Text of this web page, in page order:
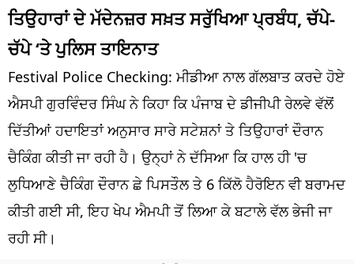
ਕਰਿਅਰ
ਦੇਸ਼
ਲਾਈਫ ਸਟਾਈਲ
ਪੰਜਾਬ
ਧਰਮ
ਖੇਡਾਂ
ਤਿਉਹਾਰਾਂ ਦੇ ਮੱਦੇਨਜ਼ਰ ਸਖ਼ਤ ਸਰੁੱਖਿਆ ਪ੍ਰਬੰਧ, ਚੱਪੇ-
ਚੱਪੇ ‘ਤੇ ਪੁਲਿਸ ਤਾਇਨਾਤ
Festival Police Checking: ਮੀਡੀਆ ਨਾਲ ਗੱਲਬਾਤ ਕਰਦੇ ਹੋਏ
ਐਸਪੀ ਗੁਰਵਿੰਦਰ ਸਿੰਘ ਨੇ ਕਿਹਾ ਕਿ ਪੰਜਾਬ ਦੇ ਡੀਜੀਪੀ ਰੇਲਵੇ ਵੱਲੋਂ
ਦਿੱਤੀਆਂ ਹਦਾਇਤਾਂ ਅਨੁਸਾਰ ਸਾਰੇ ਸਟੇਸ਼ਨਾਂ ਤੇ ਤਿਉਹਾਰਾਂ ਦੌਰਾਨ
ਚੈਕਿੰਗ ਕੀਤੀ ਜਾ ਰਹੀ ਹੈ। ਉਨ੍ਹਾਂ ਨੇ ਦੱਸਿਆ ਕਿ ਹਾਲ ਹੀ 'ਚ
ਲੁਧਿਆਣੇ ਚੈਕਿੰਗ ਦੌਰਾਨ ਛੇ ਪਿਸਤੌਲ ਤੇ 6 ਕਿੱਲੋ ਹੈਰੋਇਨ ਵੀ ਬਰਾਮਦ
ਕੀਤੀ ਗਈ ਸੀ, ਇਹ ਖੇਪ ਐਮਪੀ ਤੋਂ ਲਿਆ ਕੇ ਬਟਾਲੇ ਵੱਲ ਭੇਜੀ ਜਾ
ਰਹੀ ਸੀ।